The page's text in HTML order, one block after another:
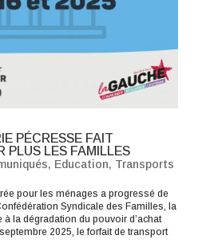
PÉCRESSE FAIT
PLUS LES FAMILLES
, Education, Transports
pour les ménages a progressé de
Syndicale des Familles, la
la dégradation du pouvoir d’achat
2025, le forfait de transport